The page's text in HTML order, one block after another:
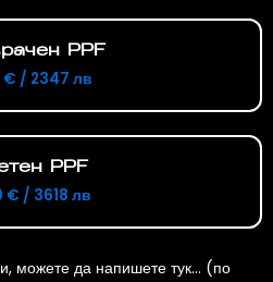
PPF
€ / 2347 лв
PPF
€ / 3618 лв
можете да напишете тук... (по